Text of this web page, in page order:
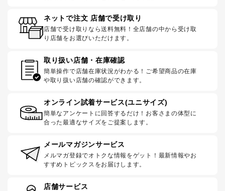
ネットで注文 店舗で受け取り
店舗で受け取りなら送料無料！全店舗の中から受け取
り店舗をお選びいただけます。
取り扱い店舗・在庫確認
簡単操作で店舗在庫状況がわかる！ご希望商品の在庫
や取り扱い店舗の確認ができます。
オンライン試着サービス(ユニサイズ)
簡単なアンケートに回答するだけ！お客さまの体型に
合った最適なサイズをご提案します。
メールマガジンサービス
メルマガ登録でオトクな情報をゲット！最新情報やお
すすめトピックスをお届けします。
店舗サービス